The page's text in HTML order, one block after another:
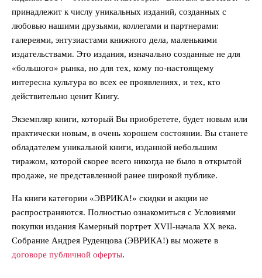
принадлежит к числу уникальных изданий, созданных с
любовью нашими друзьями, коллегами и партнерами:
галереями, энтузиастами книжного дела, маленькими
издательствами. Это издания, изначально созданные не для
«большого» рынка, но для тех, кому по-настоящему
интересна культура во всех ее проявлениях, и тех, кто
действительно ценит Книгу.
Экземпляр книги, который Вы приобретете, будет новым или
практически новым, в очень хорошем состоянии. Вы станете
обладателем уникальной книги, изданной небольшим
тиражом, которой скорее всего никогда не было в открытой
продаже, не представленной ранее широкой публике.
На книги категории «ЭВРИКА!» скидки и акции не
распространяются. Полностью ознакомиться с Условиями
покупки издания Камерный портрет XVII-начала ХХ века.
Собрание Андрея Руденцова (ЭВРИКА!) вы можете в
договоре публичной оферты.